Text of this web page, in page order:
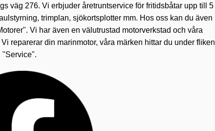
väg 276. Vi erbjuder åretruntservice för fritidsbåtar upp till 5
trimplan, sjökortsplotter mm. Hos oss kan du även
Vi har även en välutrustad motorverkstad och våra
reparerar din marinmotor, våra märken hittar du under fliken
"Service".